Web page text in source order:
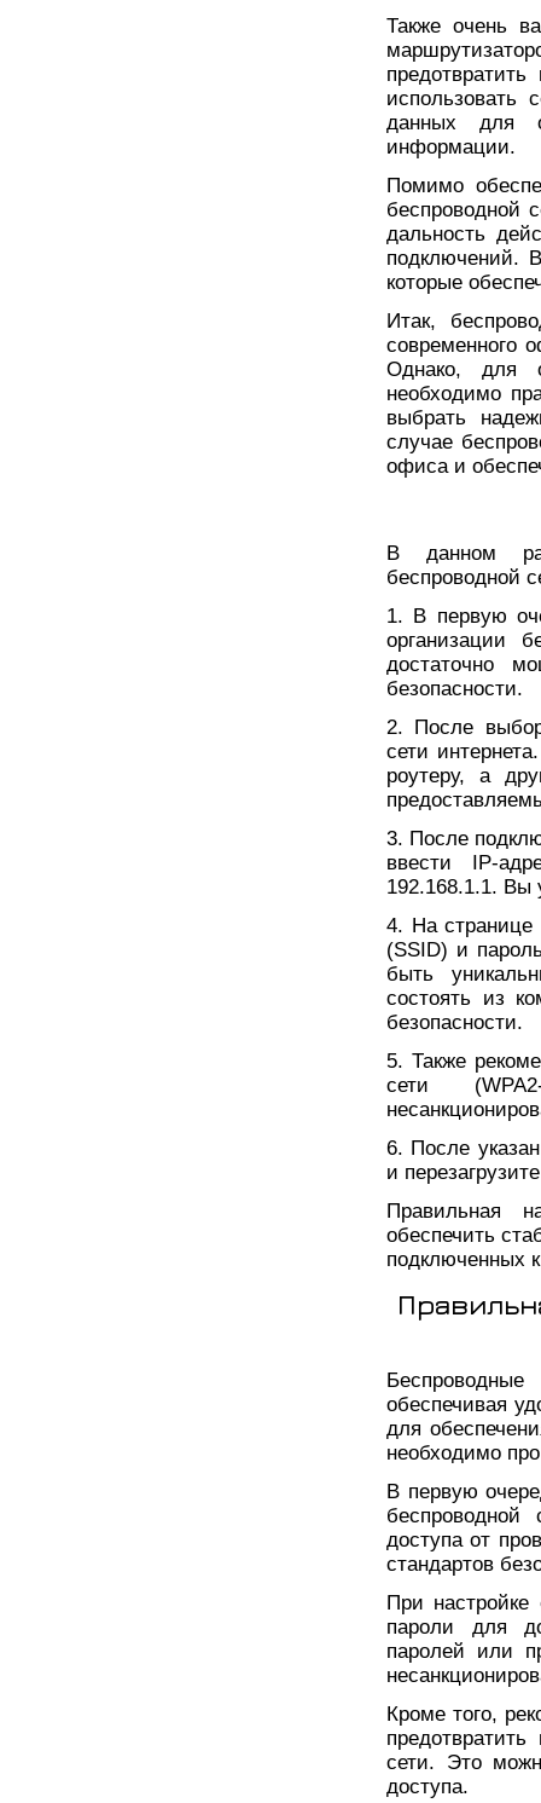
Также очень
использовать
данных для
информации.
Помимо
беспроводной
дальность
подключений.
которые
Итак,
современного
Однако, для
необходимо
выбрать
случае
офиса и
В данном
беспроводной
1. В первую
организации
достаточно
безопасности.
2. После
сети
роутеру, а
3. После
ввести IP-
192.168.1.1. Вы
4. На странице
(SSID) и
быть
состоять из
безопасности.
5. Также
сети
6. После
и
Правильная
обеспечить
подключенных
обеспечивая
для
необходимо
В первую
доступа от
стандартов
При
пароли для
паролей или
Кроме того,
сети. Это
доступа.